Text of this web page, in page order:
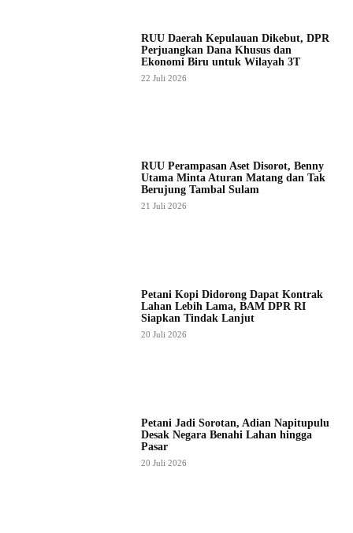
RUU Daerah Kepulauan Dikebut, DPR
Perjuangkan Dana Khusus dan
Ekonomi Biru untuk Wilayah 3T
22 Juli 2026
RUU Perampasan Aset Disorot, Benny
Utama Minta Aturan Matang dan Tak
Berujung Tambal Sulam
21 Juli 2026
Petani Kopi Didorong Dapat Kontrak
Lahan Lebih Lama, BAM DPR RI
Siapkan Tindak Lanjut
20 Juli 2026
Petani Jadi Sorotan, Adian Napitupulu
Desak Negara Benahi Lahan hingga
Pasar
20 Juli 2026